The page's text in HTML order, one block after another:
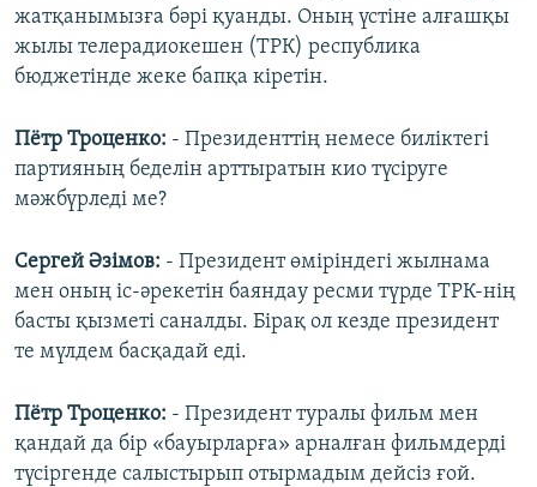
жатқанымызға бәрі қуанды. Оның үстіне алғашқы
жылы телерадиокешен (ТРК) республика
бюджетінде жеке бапқа кіретін.
Пётр Троценко: - Президенттің немесе биліктегі
партияның беделін арттыратын кио түсіруге
мәжбүрледі ме?
Сергей Әзімов: - Президент өміріндегі жылнама
мен оның іс-әрекетін баяндау ресми түрде ТРК-нің
басты қызметі саналды. Бірақ ол кезде президент
те мүлдем басқадай еді.
Пётр Троценко: - Президент туралы фильм мен
қандай да бір «бауырларға» арналған фильмдерді
түсіргенде салыстырып отырмадым дейсіз ғой.